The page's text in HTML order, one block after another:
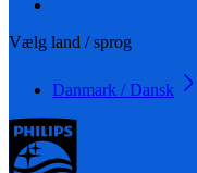
Vælg land / sprog
Danmark / Dansk